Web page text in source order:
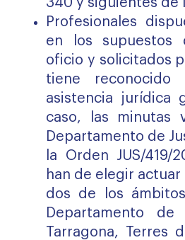
340 y siguientes de
Profesionales
en los supuestos
oficio y solicitados
tiene
asistencia jurídica
caso, las minutas
Departamento de
la Orden JUS/419/
han de elegir
dos de los
Departamento de
Tarragona, Terres